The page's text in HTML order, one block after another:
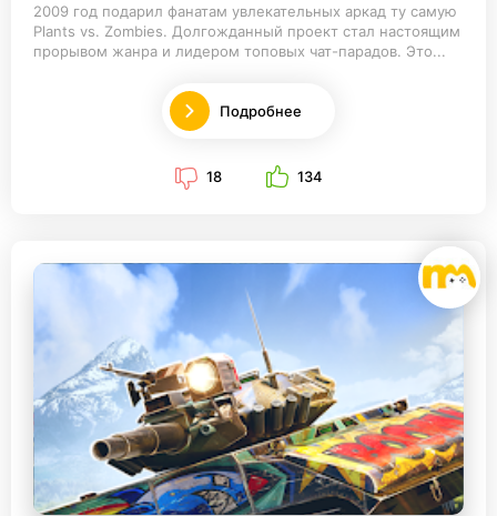
2009 год подарил фанатам увлекательных аркад ту самую
Plants vs. Zombies. Долгожданный проект стал настоящим
прорывом жанра и лидером топовых чат-парадов. Это...
Подробнее
18 134